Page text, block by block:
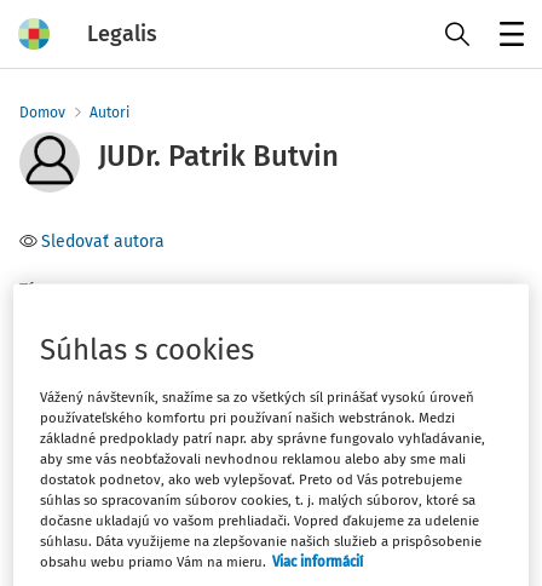
Legalis
Domov Autori
JUDr. Patrik Butvin
Sledovať autora
Téma
Filter
Počet vyhľadaných dokumentov:1
Zoradiť podľa:
Najnovšie
Najstaršie
Súhlas s cookies
Vážený návštevník, snažíme sa zo všetkých síl prinášať vysokú úroveň
používateľského komfortu pri používaní našich webstránok. Medzi
základné predpoklady patrí napr. aby správne fungovalo vyhľadávanie,
aby sme vás neobťažovali nevhodnou reklamou alebo aby sme mali
dostatok podnetov, ako web vylepšovať. Preto od Vás potrebujeme
súhlas so spracovaním súborov cookies, t. j. malých súborov, ktoré sa
dočasne ukladajú vo vašom prehliadači. Vopred ďakujeme za udelenie
súhlasu. Dáta využijeme na zlepšovanie našich služieb a prispôsobenie
obsahu webu priamo Vám na mieru. Viac informácií